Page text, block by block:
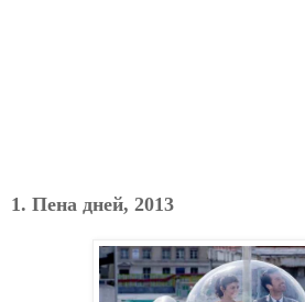
1. Пена дней, 2013